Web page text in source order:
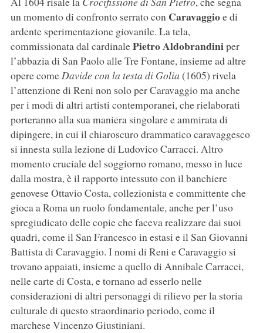
un momento di confronto serrato con Caravaggioe di
ardente sperimentazione giovanile. La tela,
commissionata dal cardinalePietro Aldobrandiniper
l’abbazia di San Paolo alle Tre Fontane, insieme ad altre
opere comeDavide con la testa di Golia (1605) rivela
l’attenzione di Reni non solo per Caravaggio ma anche
per i modi di altri artisti contemporanei, che rielaborati
porteranno alla sua maniera singolare e ammirata di
dipingere, in cui il chiaroscuro drammatico caravaggesco
si innesta sulla lezione di Ludovico Carracci. Altro
momento cruciale del soggiorno romano, messo in luce
dalla mostra, è il rapporto intessuto con il banchiere
genovese Ottavio Costa, collezionista e committente che
gioca a Roma un ruolo fondamentale, anche per l’uso
spregiudicato delle copie che faceva realizzare dai suoi
quadri, come il San Francesco in estasi e il San Giovanni
Battista di Caravaggio. I nomi di Reni e Caravaggio si
trovano appaiati, insieme a quello di Annibale Carracci,
nelle carte di Costa, e tornano ad esserlo nelle
considerazioni di altri personaggi di rilievo per la storia
culturale di questo straordinario periodo, come il
marchese Vincenzo Giustiniani.